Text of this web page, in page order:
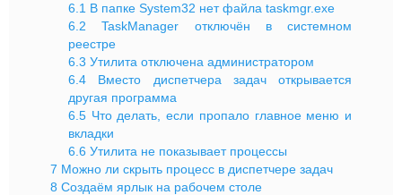
6.1 В папке System32 нет файла taskmgr.exe
6.2 TaskManager отключён в системном
реестре
6.3 Утилита отключена администратором
6.4 Вместо диспетчера задач открывается
другая программа
6.5 Что делать, если пропало главное меню и
вкладки
6.6 Утилита не показывает процессы
7 Можно ли скрыть процесс в диспетчере задач
8 Создаём ярлык на рабочем столе